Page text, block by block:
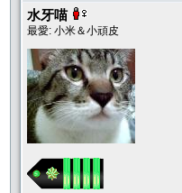
水牙喵
最愛: 小米＆小頑皮